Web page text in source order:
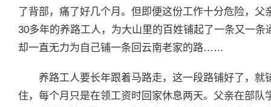
了背部，痛了好几个月。但即便这份工作十分危险，
30多年的养路工人，为大山里的百姓铺起了一条又一
却一直无力为自己铺一条回云南老家的路……
养路工人要长年跟着马路走，这一段路铺好了，
住，每个月只是在领工资时回家休息两天。父亲在部